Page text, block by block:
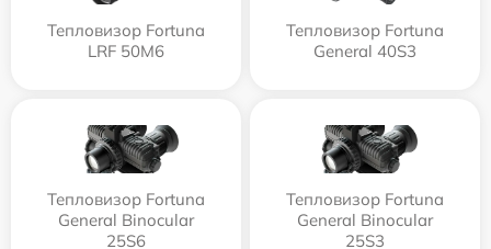
Тепловизор Fortuna
LRF 50M6
Тепловизор Fortuna
General 40S3
Тепловизор Fortuna
General Binocular
25S6
Тепловизор Fortuna
General Binocular
25S3